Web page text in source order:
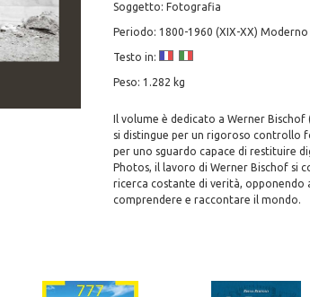
Soggetto: Fotografia
Periodo: 1800-1960 (XIX-XX) Moderno
Testo in:
Peso: 1.282 kg
Il volume è dedicato a Werner
si distingue per un rigoroso controllo
per uno sguardo capace di restituire
Photos, il lavoro di Werner Bischof si
ricerca costante di verità, opponendo
comprendere e raccontare il mondo.